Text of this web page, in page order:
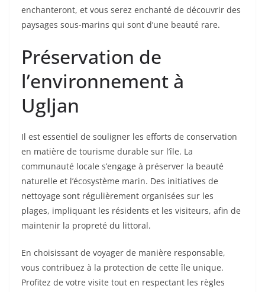
enchanteront, et vous serez enchanté de découvrir des
paysages sous-marins qui sont d’une beauté rare.
Préservation de
l’environnement à
Ugljan
Il est essentiel de souligner les efforts de conservation
en matière de tourisme durable sur l’île. La
communauté locale s’engage à préserver la beauté
naturelle et l’écosystème marin. Des initiatives de
nettoyage sont régulièrement organisées sur les
plages, impliquant les résidents et les visiteurs, afin de
maintenir la propreté du littoral.
En choisissant de voyager de manière responsable,
vous contribuez à la protection de cette île unique.
Profitez de votre visite tout en respectant les règles